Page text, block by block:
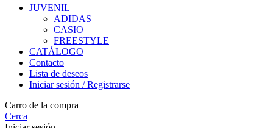
JUVENIL
ADIDAS
CASIO
FREESTYLE
CATÁLOGO
Contacto
Lista de deseos
Iniciar sesión / Registrarse
Carro de la compra
Cerca